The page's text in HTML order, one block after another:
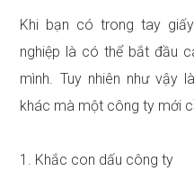
Khi bạn có trong tay
nghiệp là có thể bắt đầu
mình. Tuy nhiên như vậy
khác mà một công ty mới
1. Khắc con dấu công ty